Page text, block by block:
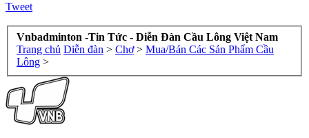
Tweet
Vnbadminton -Tin Tức - Diễn Đàn Cầu Lông Việt Nam
Trang chủ Diễn đàn > Chợ > Mua/Bán Các Sản Phẩm Cầu
Lông >